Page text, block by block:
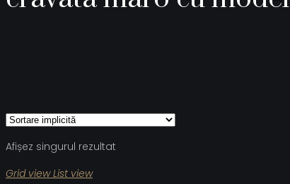
Afișez singurul rezultat
Grid view List view